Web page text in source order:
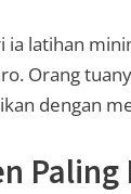
ia latihan
Orang
dengan
Paling